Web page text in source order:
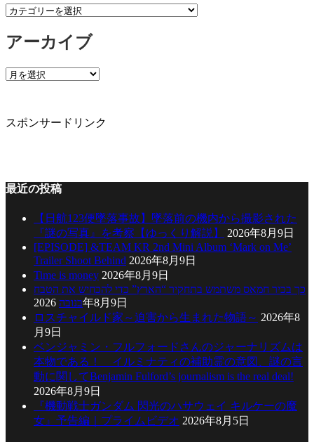
カ
ゴ
ー
アーカイブ
ア
イ
スポンサードリンク
最近の投稿
【日航123便墜落事故】墜落前の機内から撮影された
『謎の写真』を考察【ゆっくり解説】
2026年8月9日
[EPISODE] &TEAM KR 2nd Mini Album ‘Mark on Me’
Trailer Shoot Behind 2026年8月9日
Time is money 2026年8月9日
כך בכיר חמאס משתמש בתחקיר “הארץ” כדי להכחיש את הטבח
בנובה2026年8月9日
ロスチャイルド家～迫害から生まれた物語～ 2026年8
月9日
ベンジャミン・フルフォードさんのジャーナリズムは
本物である！ イルミナティの補助霊の意図、謎の言
動に関してBenjamin Fulford’s journalism is the real deal!
2026年8月9日
『機動戦士ガンダム 閃光のハサウェイ キルケーの魔
女』予告編｜プライムビデオ 2026年8月5日